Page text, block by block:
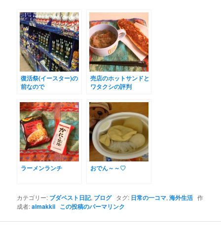
復活祭(イースター)の
前なので
売店のホットサンドと
ワタクシの評判
ラーメンランチ おでん～～♡
カテゴリー: ブダペスト日記, ブログタグ: 日常の一コマ,海外生活 作
成者:almakkii この投稿のパーマリンク